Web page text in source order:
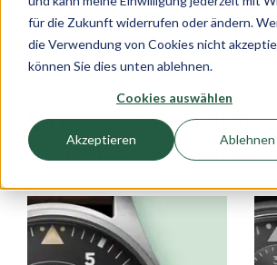
für die Zukunft widerrufen oder ändern.
die Verwendung von Cookies nicht
können Sie dies unten ablehnen.
Cookies auswählen
Akzeptieren Ablehnen
IWC Pilots Watches – Die
Fliegeruhren bei
Unsere IWC
Watches